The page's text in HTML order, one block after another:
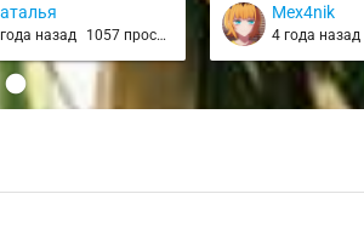
назад 1057 просмотров
Mex4nik
4 года назад